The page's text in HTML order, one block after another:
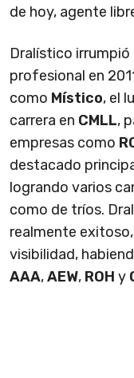
de hoy, agente
Dralístico irrumpió
profesional en
como Místico, el
carrera en CMLL,
empresas como
destacado
logrando varios
como de tríos.
realmente
visibilidad,
AAA,AEW, ROH y